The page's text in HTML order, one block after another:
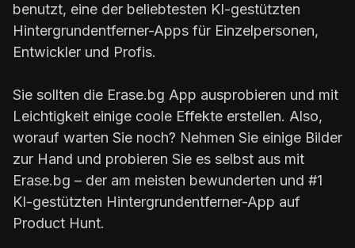
benutzt, eine der beliebtesten KI-gestützten
Hintergrundentferner-Apps für Einzelpersonen,
Entwickler und Profis.
Sie sollten die Erase.bg App ausprobieren und mit
Leichtigkeit einige coole Effekte erstellen. Also,
worauf warten Sie noch? Nehmen Sie einige Bilder
zur Hand und probieren Sie es selbst aus mit
Erase.bg – der am meisten bewunderten und #1
KI-gestützten Hintergrundentferner-App auf
Product Hunt.